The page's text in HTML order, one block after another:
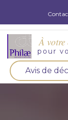
À votre
pour
Avis de